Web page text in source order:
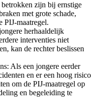
zijn bij ernstige
met grote schade,
PIJ-maatregel.
herhaaldelijk
interventies niet
kan de rechter beslissen
Als een jongere eerder
en er een hoog risico
om de PIJ-maatregel op
en begeleiding te